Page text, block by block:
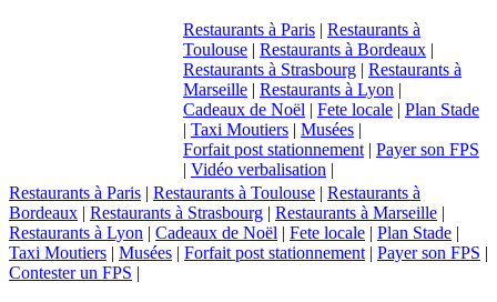
Restaurants à Paris | Restaurants à
Toulouse | Restaurants à Bordeaux |
Restaurants à Strasbourg | Restaurants à
Marseille | Restaurants à Lyon |
Cadeaux de Noël | Fete locale | Plan Stade
| Taxi Moutiers | Musées |
Forfait post stationnement | Payer son FPS
| Vidéo verbalisation |
Restaurants à Paris | Restaurants à Toulouse | Restaurants à
Bordeaux | Restaurants à Strasbourg | Restaurants à Marseille |
Restaurants à Lyon | Cadeaux de Noël | Fete locale | Plan Stade |
Taxi Moutiers | Musées | Forfait post stationnement | Payer son FPS |
Contester un FPS |